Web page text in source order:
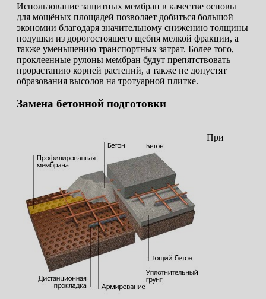
Использование защитных мембран в качестве основы
для мощёных площадей позволяет добиться большой
экономии благодаря значительному снижению толщины
подушки из дорогостоящего щебня мелкой фракции, а
также уменьшению транспортных затрат. Более того,
проклеенные рулоны мембран будут препятствовать
прорастанию корней растений, а также не допустят
образования высолов на тротуарной плитке.
Замена бетонной подготовки
При